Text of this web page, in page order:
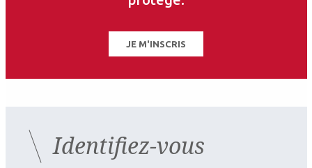
JE M'INSCRIS
Identifiez-vous